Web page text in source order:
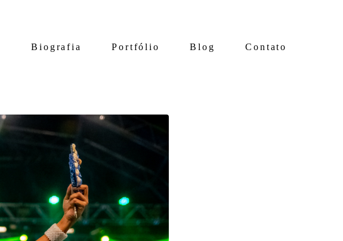
Biografia Portfólio Blog Contato